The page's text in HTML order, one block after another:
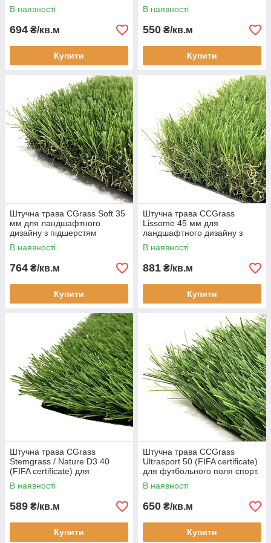
підшерстям декоративна
В наявності
694 ₴/кв.м
Купити
декоративна
В наявності
550 ₴/кв.м
Купити
Штучна трава CGrass Soft 35
мм для ландшафтного
дизайну з підшерстям
декоративна
В наявності
764 ₴/кв.м
Купити
Штучна трава CCGrass
Lissome 45 мм для
ландшафтного дизайну з
підшерстям декоративна
В наявності
881 ₴/кв.м
Купити
Штучна трава CGrass
Stemgrass / Nature D3 40
(FIFA certificate) для
футбольного поля спорту.
майданчиків
В наявності
589 ₴/кв.м
Купити
Штучна трава CCGrass
Ultrasport 50 (FIFA certificate)
для футбольного поля спорт.
майданчиків
В наявності
650 ₴/кв.м
Купити